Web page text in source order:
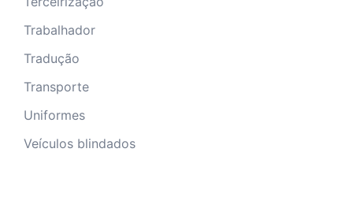
Trabalhador
Tradução
Transporte
Uniformes
Veículos blindados